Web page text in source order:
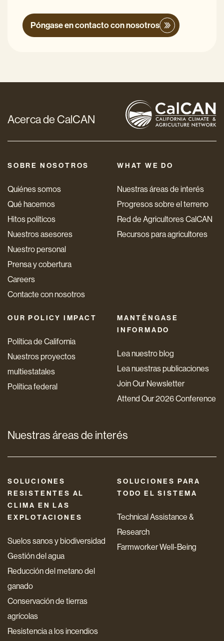
Póngase en contacto con nosotros
Acerca de CalCAN
SOBRE NOSOTROS
Quiénes somos
Qué hacemos
Hitos políticos
Nuestros asesores
Nuestro personal
Prensa y cobertura
Careers
Contacte con nosotros
WHAT WE DO
Nuestras áreas de interés
Progresos sobre el terreno
Red de Agricultores CalCAN
Recursos para agricultores
OUR POLICY IMPACT
Política de California
Nuestros proyectos
multiestatales
Política federal
MANTÉNGASE
INFORMADO
Lea nuestro blog
Lea nuestras publicaciones
Join Our Newsletter
Attend Our 2026 Conference
Nuestras áreas de interés
SOLUCIONES
RESISTENTES AL
CLIMA EN LAS
EXPLOTACIONES
Suelos sanos y biodiversidad
Gestión del agua
Reducción del metano del
ganado
Conservación de tierras
agrícolas
Resistencia a los incendios
SOLUCIONES PARA
TODO EL SISTEMA
Technical Assistance &
Research
Farmworker Well-Being